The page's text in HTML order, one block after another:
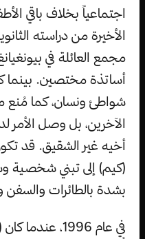
اجتماعياً بخلاف باقي
الأخيرة من دراسته
مجمع العائلة في
أساتذة مختصين.
شواطئ ونسان، كما
الآخرين، بل وصل
أخيه غير الشقيق. قد
(كيم) إلى تبني شخصية
بشدة بالطائرات والسفن